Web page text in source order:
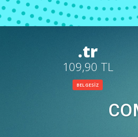
.tr
109,90 TL
BELGESİZ